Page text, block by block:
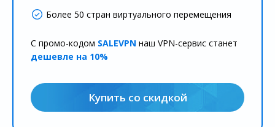
Более 50 стран виртуального перемещения
С промо-кодом SALEVPN наш VPN-сервис станет
дешевле на 10%
Купить со скидкой